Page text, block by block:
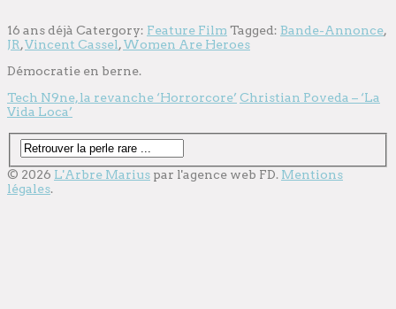
16 ans déjà Catergory: Feature Film Tagged: Bande-Annonce,
JR,Vincent Cassel,Women Are Heroes
Démocratie en berne.
Tech N9ne, la revanche ‘Horrorcore’ Christian Poveda – ‘La
Vida Loca’
© 2026 L'Arbre Marius par l'agence web FD. Mentions
légales.